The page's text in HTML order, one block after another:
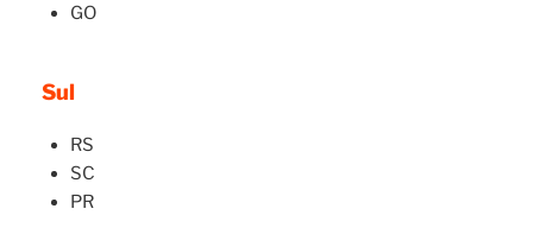
GO
Sul
RS
SC
PR